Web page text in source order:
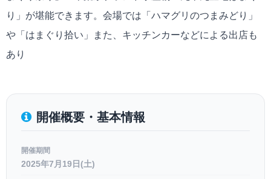
り」が堪能できます。会場では「ハマグリのつまみどり」
や「はまぐり拾い」また、キッチンカーなどによる出店も
あり
開催概要・基本情報
開催期間
2025年7月19日(土)